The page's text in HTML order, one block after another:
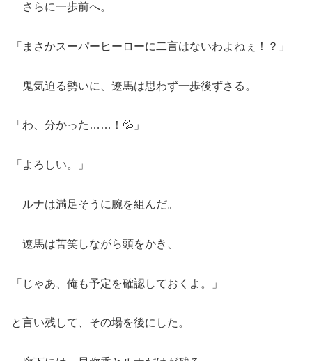
さらに一歩前へ。
「まさかスーパーヒーローに二言はないわよねぇ！？」
鬼気迫る勢いに、遼馬は思わず一歩後ずさる。
「わ、分かった……！💦」
「よろしい。」
ルナは満足そうに腕を組んだ。
遼馬は苦笑しながら頭をかき、
「じゃあ、俺も予定を確認しておくよ。」
と言い残して、その場を後にした。